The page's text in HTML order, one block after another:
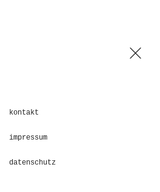
kontakt
impressum
datenschutz